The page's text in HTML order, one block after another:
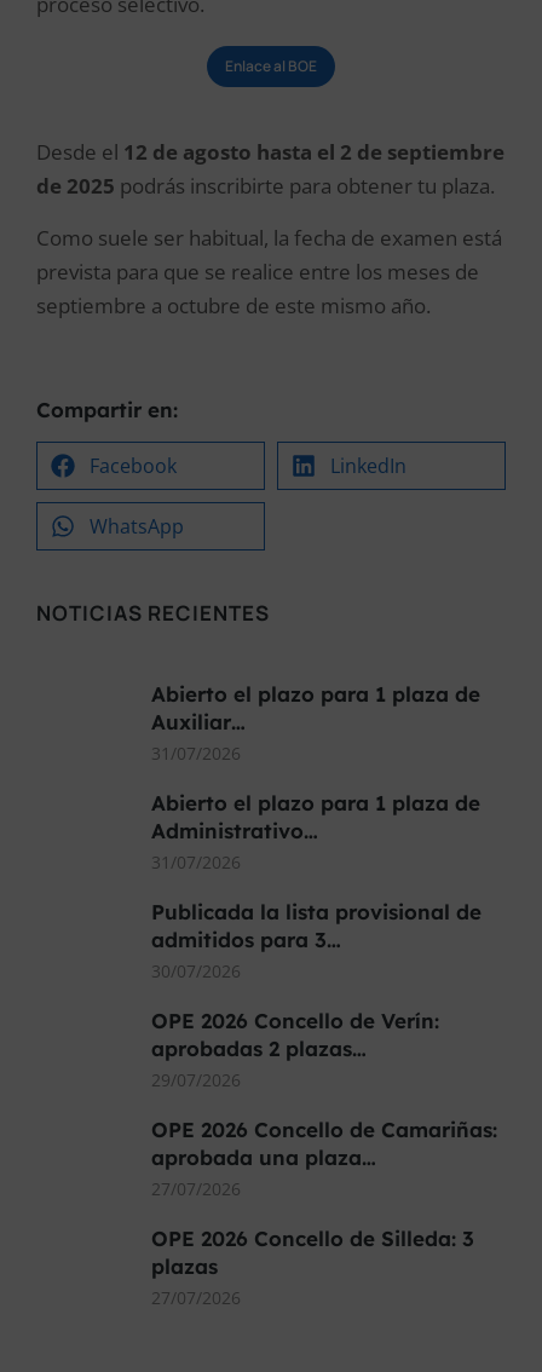
Enlace al BOE
Desde el 12 de agosto hasta el 2 de septiembre
de 2025 podrás inscribirte para obtener tu plaza.
Como suele ser habitual, la fecha de examen está
prevista para que se realice entre los meses de
septiembre a octubre de este mismo año.
Compartir en:
Facebook LinkedIn
WhatsApp
NOTICIAS RECIENTES
Abierto el plazo para 1 plaza de
Auxiliar…
31/07/2026
Abierto el plazo para 1 plaza de
Administrativo…
31/07/2026
Publicada la lista provisional de
admitidos para 3…
30/07/2026
OPE 2026 Concello de Verín:
aprobadas 2 plazas…
29/07/2026
OPE 2026 Concello de Camariñas:
aprobada una plaza…
27/07/2026
OPE 2026 Concello de Silleda: 3
plazas
27/07/2026